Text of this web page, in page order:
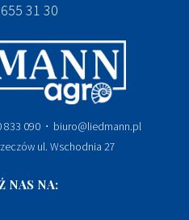
31 30
833 090 ⋅ biuro@liedmann.pl
ul. Wschodnia 27
NAS NA: